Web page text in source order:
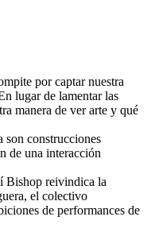
por captar nuestra
lugar de lamentar las
manera de ver arte y qué
son construcciones
de una interacción
Bishop reivindica la
el colectivo
de performances de